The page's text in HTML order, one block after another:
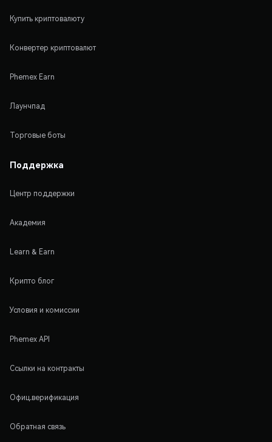
Купить криптовалюту
Конвертер криптовалют
Phemex Earn
Лаунчпад
Торговые боты
Поддержка
Центр поддержки
Академия
Learn & Earn
Крипто блог
Условия и комиссии
Phemex API
Ссылки на контракты
Офиц.верификация
Обратная связь